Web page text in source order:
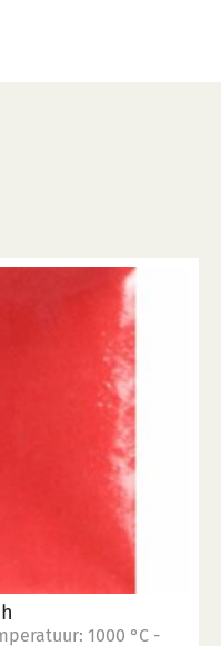
1000 °C -